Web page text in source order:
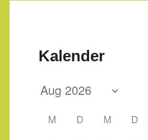
Kalender
M D M D